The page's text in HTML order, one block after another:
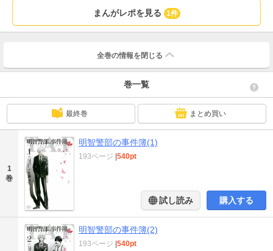
まんがレポを見る 1件
全巻の情報を 閉じる
巻一覧
最終巻 まとめ買い
1
巻
明智警部の事件簿(1)
193ページ 540pt
試し読み 購入する
明智警部の事件簿(2)
193ページ 540pt